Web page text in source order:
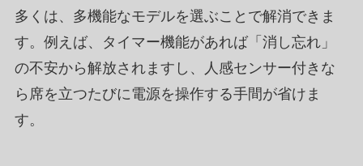
多くは、多機能なモデルを選ぶことで解消できま
す。例えば、タイマー機能があれば「消し忘れ」
の不安から解放されますし、人感センサー付きな
ら席を立つたびに電源を操作する手間が省けま
す。